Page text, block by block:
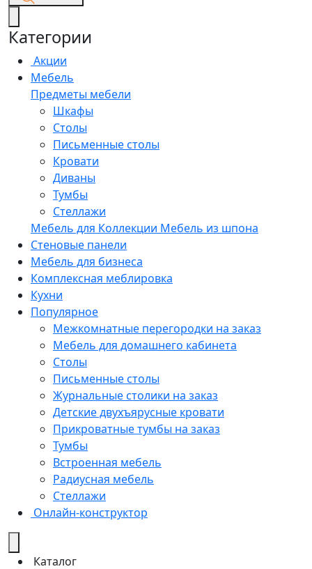
Категории
Акции
Мебель
Предметы мебели
Шкафы
Столы
Письменные столы
Кровати
Диваны
Тумбы
Стеллажи
Мебель для Коллекции Мебель из шпона
Стеновые панели
Мебель для бизнеса
Комплексная меблировка
Кухни
Популярное
Межкомнатные перегородки на заказ
Мебель для домашнего кабинета
Столы
Письменные столы
Журнальные столики на заказ
Детские двухъярусные кровати
Прикроватные тумбы на заказ
Тумбы
Встроенная мебель
Радиусная мебель
Стеллажи
Онлайн-конструктор
Каталог